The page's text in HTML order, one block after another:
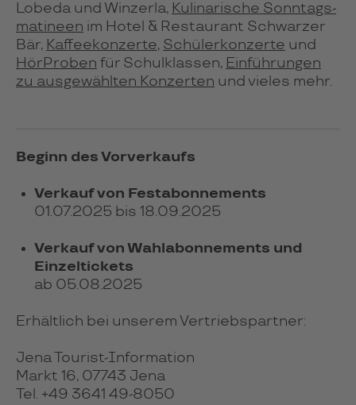
Lobeda und Win­zerla, Kuli­na­ri­sche Sonn­tags­
ma­ti­neen im Hotel & Res­tau­rant Schwar­zer
Bär, Kaf­fee­kon­zerte, Schü­ler­kon­zerte und
Hör­Proben für Schul­klas­sen, Ein­führ­un­gen
zu aus­ge­wähl­ten Kon­zer­ten und vie­les mehr.
Beginn des Vorverkaufs
Verkauf von Festabonnements
01.07.2025 bis 18.09.2025
Verkauf von Wahlabonnements und
Einzeltickets
ab 05.08.2025
Erhältlich bei unserem Vertriebspartner:
Jena Tourist-Information
Markt 16, 07743 Jena
Tel. +49 3641 49-8050